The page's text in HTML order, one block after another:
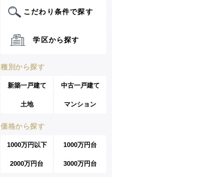
こだわり条件で探す
学区から探す
種別から探す
新築一戸建て 中古一戸建て
土地 マンション
価格から探す
1000万円以下 1000万円台
2000万円台 3000万円台